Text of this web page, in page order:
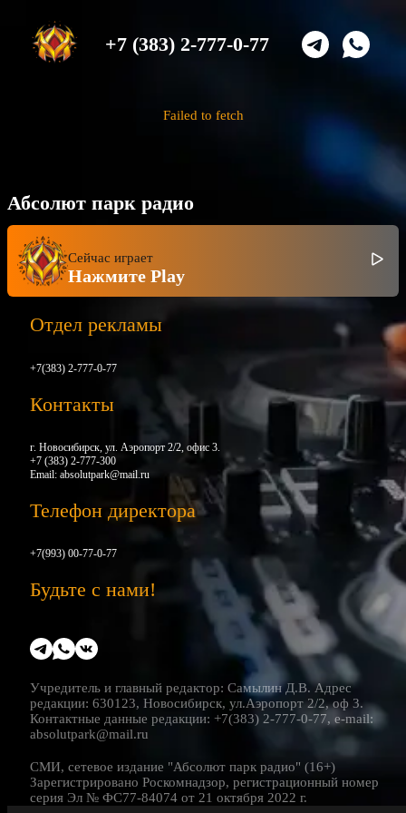
+7 (383) 2-777-0-77
Failed to fetch
Абсолют парк радио
Сейчас играет
Нажмите Play
Отдел рекламы
+7(383) 2-777-0-77
Контакты
г. Новосибирск, ул. Аэропорт 2/2, офис 3.
+7 (383) 2-777-300
Email: absolutpark@mail.ru
Телефон директора
+7(993) 00-77-0-77
Будьте с нами!
Учредитель и главный редактор: Самылин Д.В. Адрес
редакции: 630123, Новосибирск, ул.Аэропорт 2/2, оф 3.
Контактные данные редакции: +7(383) 2-777-0-77, e-mail:
absolutpark@mail.ru
СМИ, сетевое издание "Абсолют парк радио" (16+)
Зарегистрировано Роскомнадзор, регистрационный номер
серия Эл № ФС77-84074 от 21 октября 2022 г.